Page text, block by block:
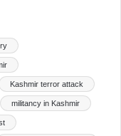
Kashmir terror attack
militancy in Kashmir